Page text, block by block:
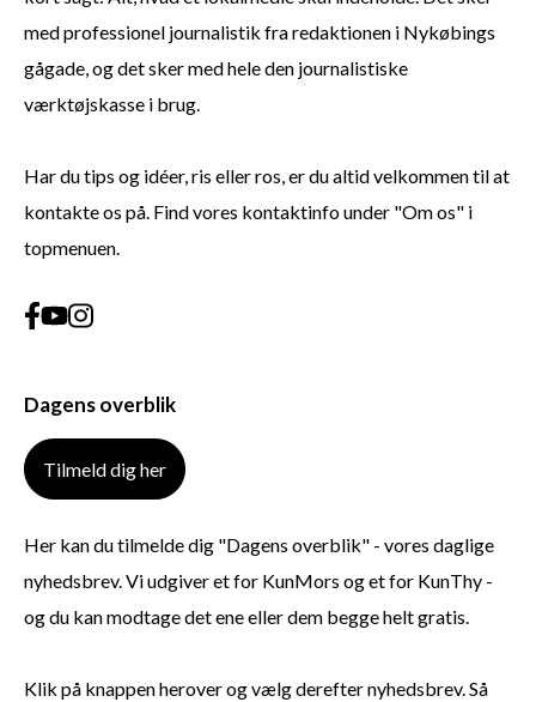
med professionel journalistik fra redaktionen i Nykøbings
gågade, og det sker med hele den journalistiske
værktøjskasse i brug.
Har du tips og idéer, ris eller ros, er du altid velkommen til at
kontakte os på. Find vores kontaktinfo under "Om os" i
topmenuen.
Dagens overblik
Tilmeld dig her
Her kan du tilmelde dig "Dagens overblik" - vores daglige
nyhedsbrev. Vi udgiver et for KunMors og et for KunThy -
og du kan modtage det ene eller dem begge helt gratis.
Klik på knappen herover og vælg derefter nyhedsbrev. Så